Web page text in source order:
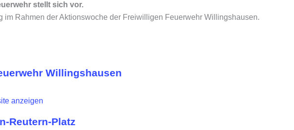
stellt sich vor.
im Rahmen der Aktionswoche der Freiwilligen Feuerwehr Willingshausen.
Willingshausen
anzeigen
Reutern-Platz